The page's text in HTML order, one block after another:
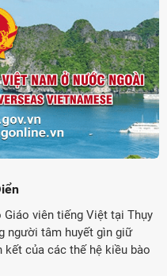
viên tiếng Việt tại Thụy
người tâm huyết gìn giữ
kết của các thế hệ kiều bào